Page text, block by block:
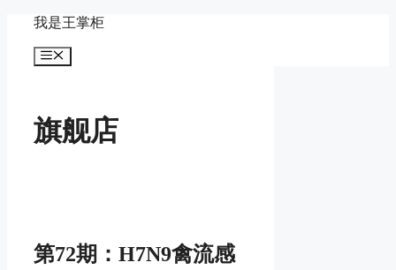
content
我是王掌柜
Menu
旗舰店
第72期：H7N9禽流感